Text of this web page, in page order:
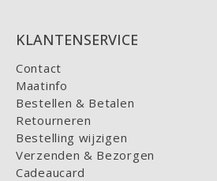
KLANTENSERVICE
Contact
Maatinfo
Bestellen & Betalen
Retourneren
Bestelling wijzigen
Verzenden & Bezorgen
Cadeaucard